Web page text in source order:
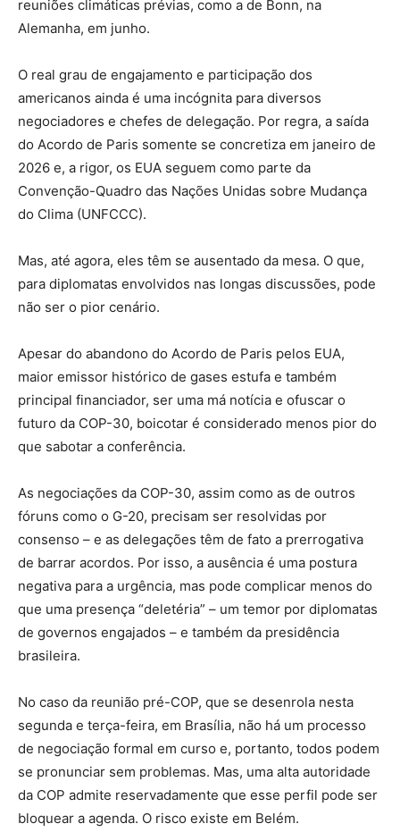
reuniões climáticas prévias, como a de Bonn, na
Alemanha, em junho.
O real grau de engajamento e participação dos
americanos ainda é uma incógnita para diversos
negociadores e chefes de delegação. Por regra, a saída
do Acordo de Paris somente se concretiza em janeiro de
2026 e, a rigor, os EUA seguem como parte da
Convenção-Quadro das Nações Unidas sobre Mudança
do Clima (UNFCCC).
Mas, até agora, eles têm se ausentado da mesa. O que,
para diplomatas envolvidos nas longas discussões, pode
não ser o pior cenário.
Apesar do abandono do Acordo de Paris pelos EUA,
maior emissor histórico de gases estufa e também
principal financiador, ser uma má notícia e ofuscar o
futuro da COP-30, boicotar é considerado menos pior do
que sabotar a conferência.
As negociações da COP-30, assim como as de outros
fóruns como o G-20, precisam ser resolvidas por
consenso – e as delegações têm de fato a prerrogativa
de barrar acordos. Por isso, a ausência é uma postura
negativa para a urgência, mas pode complicar menos do
que uma presença “deletéria” – um temor por diplomatas
de governos engajados – e também da presidência
brasileira.
No caso da reunião pré-COP, que se desenrola nesta
segunda e terça-feira, em Brasília, não há um processo
de negociação formal em curso e, portanto, todos podem
se pronunciar sem problemas. Mas, uma alta autoridade
da COP admite reservadamente que esse perfil pode ser
bloquear a agenda. O risco existe em Belém.